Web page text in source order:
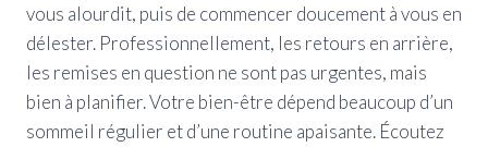
vous alourdit, puis de commencer doucement à vous en
délester. Professionnellement, les retours en arrière,
les remises en question ne sont pas urgentes, mais
bien à planifier. Votre bien-être dépend beaucoup d’un
sommeil régulier et d’une routine apaisante. Écoutez